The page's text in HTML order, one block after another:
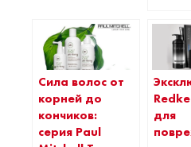
Сила волос от
корней до
кончиков:
серия Paul
для